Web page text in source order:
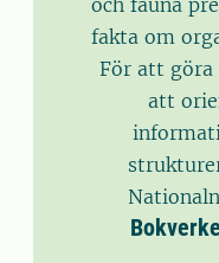
och fauna
fakta om
För att
att